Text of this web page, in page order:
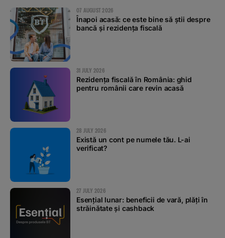
07 AUGUST 2026
Înapoi acasă: ce este bine să știi despre
bancă și rezidența fiscală
31 JULY 2026
Rezidența fiscală în România: ghid
pentru românii care revin acasă
28 JULY 2026
Există un cont pe numele tău. L-ai
verificat?
27 JULY 2026
Esențial lunar: beneficii de vară, plăți în
străinătate și cashback